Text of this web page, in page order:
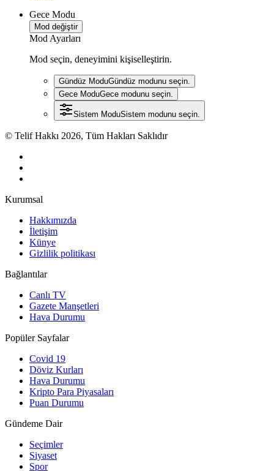
Gece Modu
Mod değiştir
Mod Ayarları
Mod seçin, deneyimini kişiselleştirin.
Gündüz ModuGündüz modunu seçin.
Gece ModuGece modunu seçin.
Sistem ModuSistem modunu seçin.
© Telif Hakkı 2026, Tüm Hakları Saklıdır
Kurumsal
Hakkımızda
İletişim
Künye
Gizlilik politikası
Bağlantılar
Canlı TV
Gazete Manşetleri
Hava Durumu
Popüler Sayfalar
Covid 19
Döviz Kurları
Hava Durumu
Kripto Para Piyasaları
Puan Durumu
Gündeme Dair
Seçimler
Siyaset
Spor